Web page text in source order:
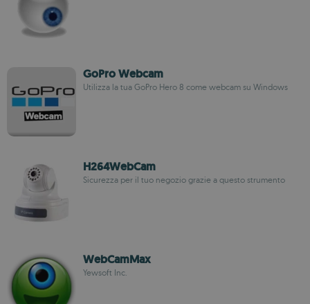
GoPro Webcam
Utilizza la tua GoPro Hero 8 come webcam su Windows
H264WebCam
Sicurezza per il tuo negozio grazie a questo strumento
WebCamMax
Yewsoft Inc.